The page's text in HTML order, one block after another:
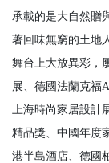
承載的是大自然贈
著回味無窮的土地
舞台上大放異彩，
展、德國法蘭克福
上海時尚家居設計
精品獎、中國年度
港半島酒店、德國